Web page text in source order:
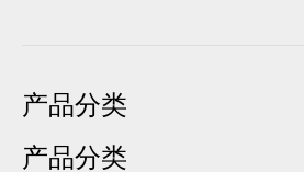
产品分类
产品分类